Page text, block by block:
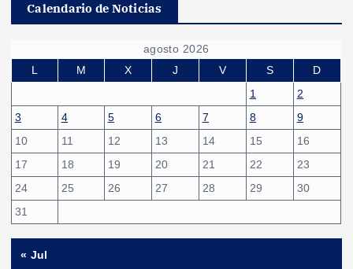
Calendario de Noticias
agosto 2026
L
M X J V S
D
1
2
3
4 5 6 7 8
9
10
11 12 13 14 15
16
17
18 19 20 21 22
23
24
25 26 27 28 29
30
31
« Jul